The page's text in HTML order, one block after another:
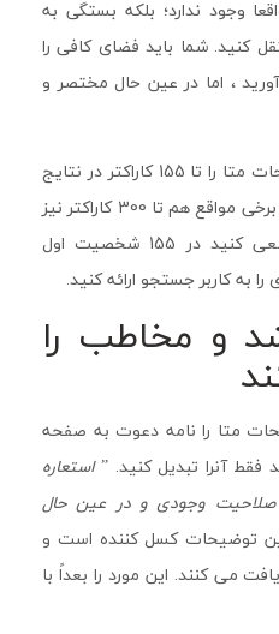
وجود ندارد؛ بلکه بستگی به
کنید. شما باید فضای کافی را
، اما در عین حال مختصر و
در حال حاضر ، شما اکثراً توضیحات متا را تا 155 کاراکتر در نتایج
گوگل مشاهده می کنید ، البته برخی مواقع هم تا 300 کاراکتر نیز
مشاهده میشوند. حداقل ، سعی کنید در 155 شخصیت اول
به کاربر جستجو ارائه کنید.
و مخاطب را
متا را نامه دعوت به صفحه
فقط آنرا تبدیل کنید. ”استعاره
وجودی و در عین حال
توضیحات کسل کننده است و
می کنند. این مورد را بعداً با